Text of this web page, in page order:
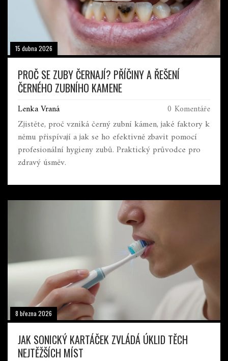
15 dubna 2026
PROČ SE ZUBY ČERNAJÍ? PŘÍČINY A ŘEŠENÍ
ČERNÉHO ZUBNÍHO KAMENE
Lenka Vraná 0 Komentáře
Zjistěte, proč vzniká černý zubní kámen, jaké faktory k
němu přispívají a jak se ho efektivně zbavit pomocí
profesionální hygieny zubů. Praktický průvodce pro
zdravý úsměv.
8 března 2026
JAK SONICKÝ KARTÁČEK ZVLÁDÁ ÚKLID TĚCH
NEJTĚŽŠÍCH MÍST